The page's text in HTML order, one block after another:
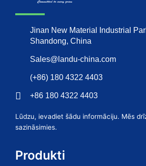
Jinan New Material Industrial
Shandong, China
Sales@landu-china.com
(+86) 180 4322 4403
+86 180 4322 4403
Lūdzu, ievadiet šādu informāciju. Mēs
sazināsimies.
Produkti